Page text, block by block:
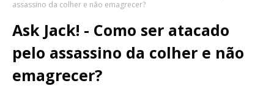
assassino da colher e não emagrecer?
Ask Jack! - Como ser atacado
pelo assassino da colher e não
emagrecer?